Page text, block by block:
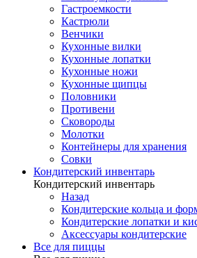
Гастроемкости
Кастрюли
Венчики
Кухонные вилки
Кухонные лопатки
Кухонные ножи
Кухонные щипцы
Половники
Противени
Сковороды
Молотки
Контейнеры для хранения
Совки
Кондитерский инвентарь
Кондитерский инвентарь
Назад
Кондитерские кольца и
Кондитерские лопатки и
Аксессуары кондитерские
Все для пиццы